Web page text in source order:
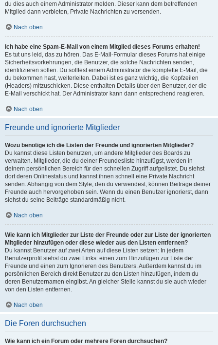
du dies auch einem Administrator melden. Dieser kann dem betreffenden
Mitglied dann verbieten, Private Nachrichten zu versenden.
Nach oben
Ich habe eine Spam-E-Mail von einem Mitglied dieses Forums erhalten!
Es tut uns leid, das zu hören. Das E-Mail-Formular dieses Forums hat einige
Sicherheitsvorkehrungen, die Benutzer, die solche Nachrichten senden,
identifizieren sollen. Du solltest einem Administrator die komplette E-Mail, die
du bekommen hast, weiterleiten. Dabei ist es ganz wichtig, die Kopfzeilen
(Headers) mitzuschicken. Diese enthalten Details über den Benutzer, der die
E-Mail verschickt hat. Der Administrator kann dann entsprechend reagieren.
Nach oben
Freunde und ignorierte Mitglieder
Wozu benötige ich die Listen der Freunde und ignorierten Mitglieder?
Du kannst diese Listen benutzen, um andere Mitglieder des Boards zu
verwalten. Mitglieder, die du deiner Freundesliste hinzufügst, werden in
deinem persönlichen Bereich für den schnellen Zugriff aufgelistet. Du siehst
dort deren Onlinestatus und kannst ihnen schnell eine Private Nachricht
senden. Abhängig von dem Style, den du verwendest, können Beiträge deiner
Freunde auch hervorgehoben sein. Wenn du einen Benutzer ignorierst, dann
siehst du seine Beiträge standardmäßig nicht.
Nach oben
Wie kann ich Mitglieder zur Liste der Freunde oder zur Liste der ignorierten
Mitglieder hinzufügen oder diese wieder aus den Listen entfernen?
Du kannst Benutzer auf zwei Arten auf diese Listen setzen: In jedem
Benutzerprofil siehst du zwei Links: einen zum Hinzufügen zur Liste der
Freunde und einen zum Ignorieren des Benutzers. Außerdem kannst du im
persönlichen Bereich direkt Benutzer zu den Listen hinzufügen, indem du
deren Benutzernamen eingibst. An gleicher Stelle kannst du sie auch wieder
von den Listen entfernen.
Nach oben
Die Foren durchsuchen
Wie kann ich ein Forum oder mehrere Foren durchsuchen?